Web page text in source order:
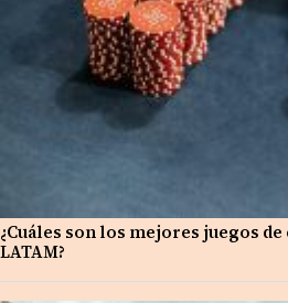
¿Cuáles son los mejores juegos
LATAM?